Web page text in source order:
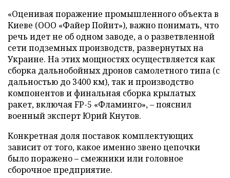
«Оценивая поражение промышленного объекта в
Киеве (ООО «Файер Пойнт»), важно понимать, что
речь идет не об одном заводе, а о разветвленной
сети подземных производств, развернутых на
Украине. На этих мощностях осуществляется как
сборка дальнобойных дронов самолетного типа (с
дальностью до 3400 км), так и производство
компонентов и финальная сборка крылатых
ракет, включая FP-5 «Фламинго», – пояснил
военный эксперт Юрий Кнутов.
Конкретная доля поставок комплектующих
зависит от того, какое именно звено цепочки
было поражено – смежники или головное
сборочное предприятие.